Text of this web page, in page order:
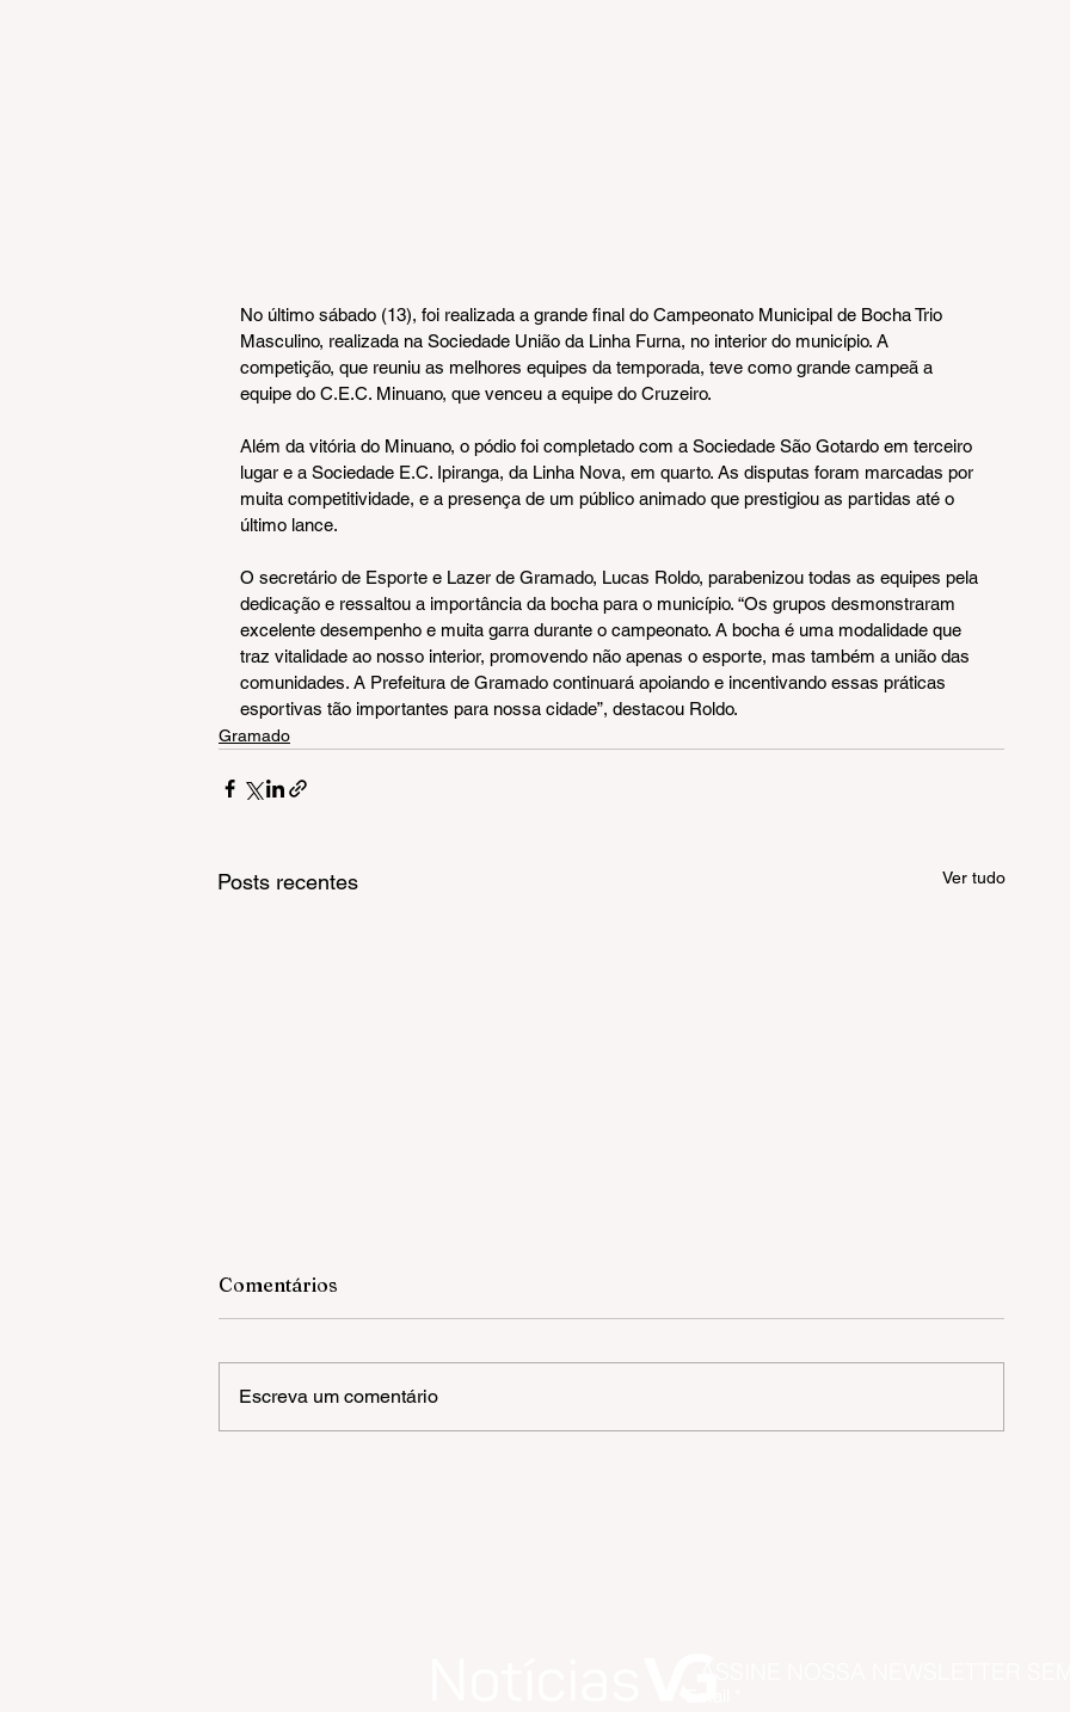
No último sábado (13), foi realizada a grande final do Campeonato Municipal de Bocha Trio
Masculino, realizada na Sociedade União da Linha Furna, no interior do município. A
competição, que reuniu as melhores equipes da temporada, teve como grande campeã a
equipe do C.E.C. Minuano, que venceu a equipe do Cruzeiro.
Além da vitória do Minuano, o pódio foi completado com a Sociedade São Gotardo em terceiro
lugar e a Sociedade E.C. Ipiranga, da Linha Nova, em quarto. As disputas foram marcadas por
muita competitividade, e a presença de um público animado que prestigiou as partidas até o
último lance.
O secretário de Esporte e Lazer de Gramado, Lucas Roldo, parabenizou todas as equipes pela
dedicação e ressaltou a importância da bocha para o município. “Os grupos desmonstraram
excelente desempenho e muita garra durante o campeonato. A bocha é uma modalidade que
traz vitalidade ao nosso interior, promovendo não apenas o esporte, mas também a união das
comunidades. A Prefeitura de Gramado continuará apoiando e incentivando essas práticas
esportivas tão importantes para nossa cidade”, destacou Roldo.
Gramado
Posts recentes Ver tudo
Comentários
Escreva um comentário